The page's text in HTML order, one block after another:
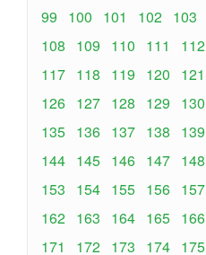
99
100 101 102 103
108
109 110 111 112
117 118 119 120 121
126 127 128 129 130
135 136 137 138 139
144 145 146 147 148
153
154 155 156 157
162 163 164 165 166
171
172 173 174 175